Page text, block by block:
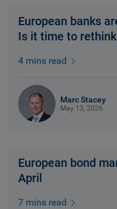
European banks
Is it time to rethink
4 mins read
Marc Stacey
May 13, 2026
European bond
April
7 mins read